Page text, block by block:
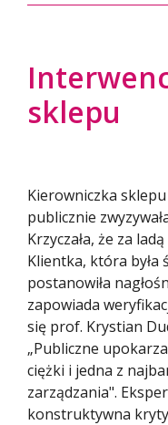
sklepu
Kierowniczka
publicznie
Krzyczała, że za
Klientka, która była
postanowiła
zapowiada
się prof. Krystian
„Publiczne
ciężki i jedna z
zarządzania".
konstruktywna